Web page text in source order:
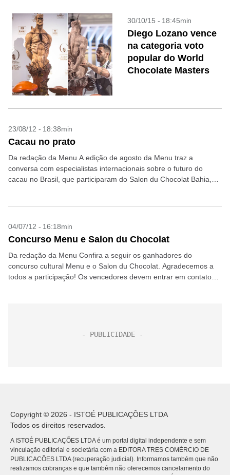
30/10/15 - 18:45min
Diego Lozano vence
na categoria voto
popular do World
Chocolate Masters
23/08/12 - 18:38min
Cacau no prato
Da redação da Menu A edição de agosto da Menu traz a
conversa com especialistas internacionais sobre o futuro do
cacau no Brasil, que participaram do Salon du Chocolat Bahia,
04/07/12 - 16:18min
Concurso Menu e Salon du Chocolat
Da redação da Menu Confira a seguir os ganhadores do
concurso cultural Menu e o Salon du Chocolat. Agradecemos a
todos a participação! Os vencedores devem entrar em contato
Copyright © 2026 - ISTOÉ PUBLICAÇÕES LTDA
Todos os direitos reservados.
A ISTOÉ PUBLICAÇÕES LTDA é um portal digital independente e sem
vinculação editorial e societária com a EDITORA TRES COMÉRCIO DE
PUBLICACÕES LTDA (recuperação judicial). Informamos também que não
realizamos cobranças e que também não oferecemos cancelamento do